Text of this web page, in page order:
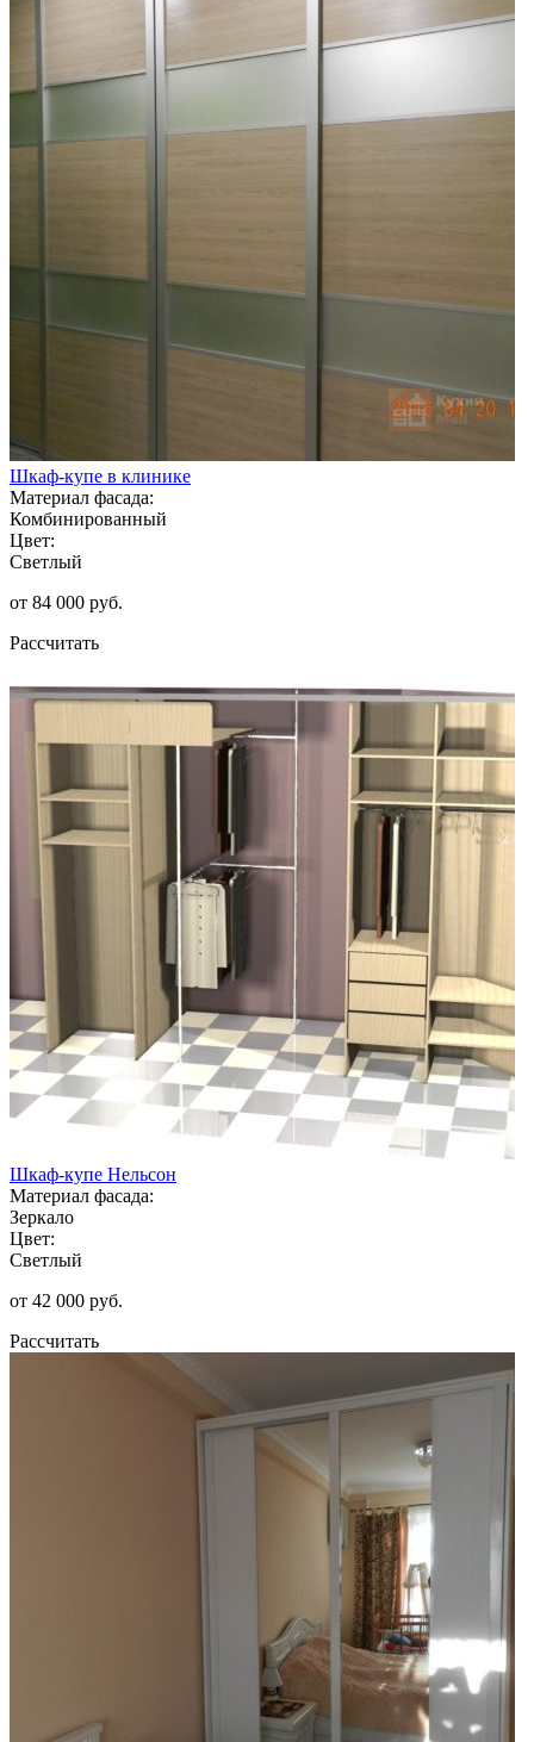
Шкаф-купе в клинике
Материал фасада:
Комбинированный
Цвет:
Светлый
от 84 000 руб.
Рассчитать
Шкаф-купе Нельсон
Материал фасада:
Зеркало
Цвет:
Светлый
от 42 000 руб.
Рассчитать